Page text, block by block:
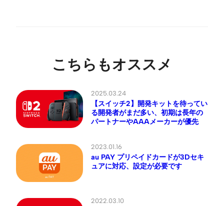
こちらもオススメ
2025.03.24
【スイッチ2】開発キットを待ってい
る開発者がまだ多い、初期は長年の
パートナーやAAAメーカーが優先
2023.01.16
au PAY プリペイドカードが3Dセキ
ュアに対応、設定が必要です
2022.03.10